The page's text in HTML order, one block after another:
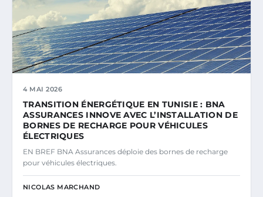
4 MAI 2026
TRANSITION ÉNERGÉTIQUE EN TUNISIE : BNA
ASSURANCES INNOVE AVEC L’INSTALLATION DE
BORNES DE RECHARGE POUR VÉHICULES
ÉLECTRIQUES
EN BREF BNA Assurances déploie des bornes de recharge
pour véhicules électriques.
NICOLAS MARCHAND